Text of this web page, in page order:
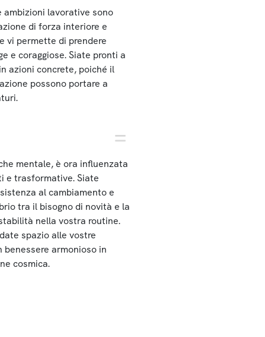
ambizioni lavorative sono
di forza interiore e
vi permette di prendere
e coraggiose. Siate pronti a
azioni concrete, poiché il
possono portare a
mentale, è ora influenzata
e trasformative. Siate
al cambiamento e
tra il bisogno di novità e la
nella vostra routine.
spazio alle vostre
armonioso in
cosmica.